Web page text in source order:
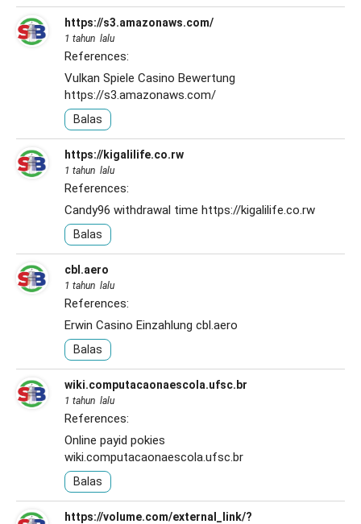
https://s3.amazonaws.com/
1 tahun lalu
References:
Vulkan Spiele Casino Bewertung
https://s3.amazonaws.com/
Balas
https://kigalilife.co.rw
1 tahun lalu
References:
Candy96 withdrawal time https://kigalilife.co.rw
Balas
cbl.aero
1 tahun lalu
References:
Erwin Casino Einzahlung cbl.aero
Balas
wiki.computacaonaescola.ufsc.br
1 tahun lalu
References:
Online payid pokies
wiki.computacaonaescola.ufsc.br
Balas
https://volume.com/external_link/?